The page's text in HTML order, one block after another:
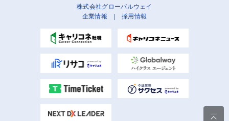
株式会社グローバルウェイ
企業情報 | 採用情報
